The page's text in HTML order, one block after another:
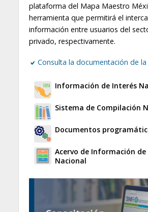
plataforma del Mapa Maestro
herramienta que permitirá el
información entre usuarios del
privado, respectivamente.
Consulta la documentación de la
Información de Interés
Sistema de Compilación
Documentos
Acervo de Información
Nacional